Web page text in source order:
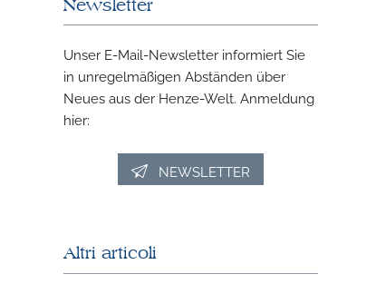
Newsletter
Unser E-Mail-Newsletter informiert Sie
in unregelmäßigen Abständen über
Neues aus der Henze-Welt. Anmeldung
hier:
NEWSLETTER
Altri articoli